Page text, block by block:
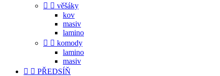
  věšáky
kov
masiv
lamino
  komody
lamino
masiv
  PŘEDSÍŇ